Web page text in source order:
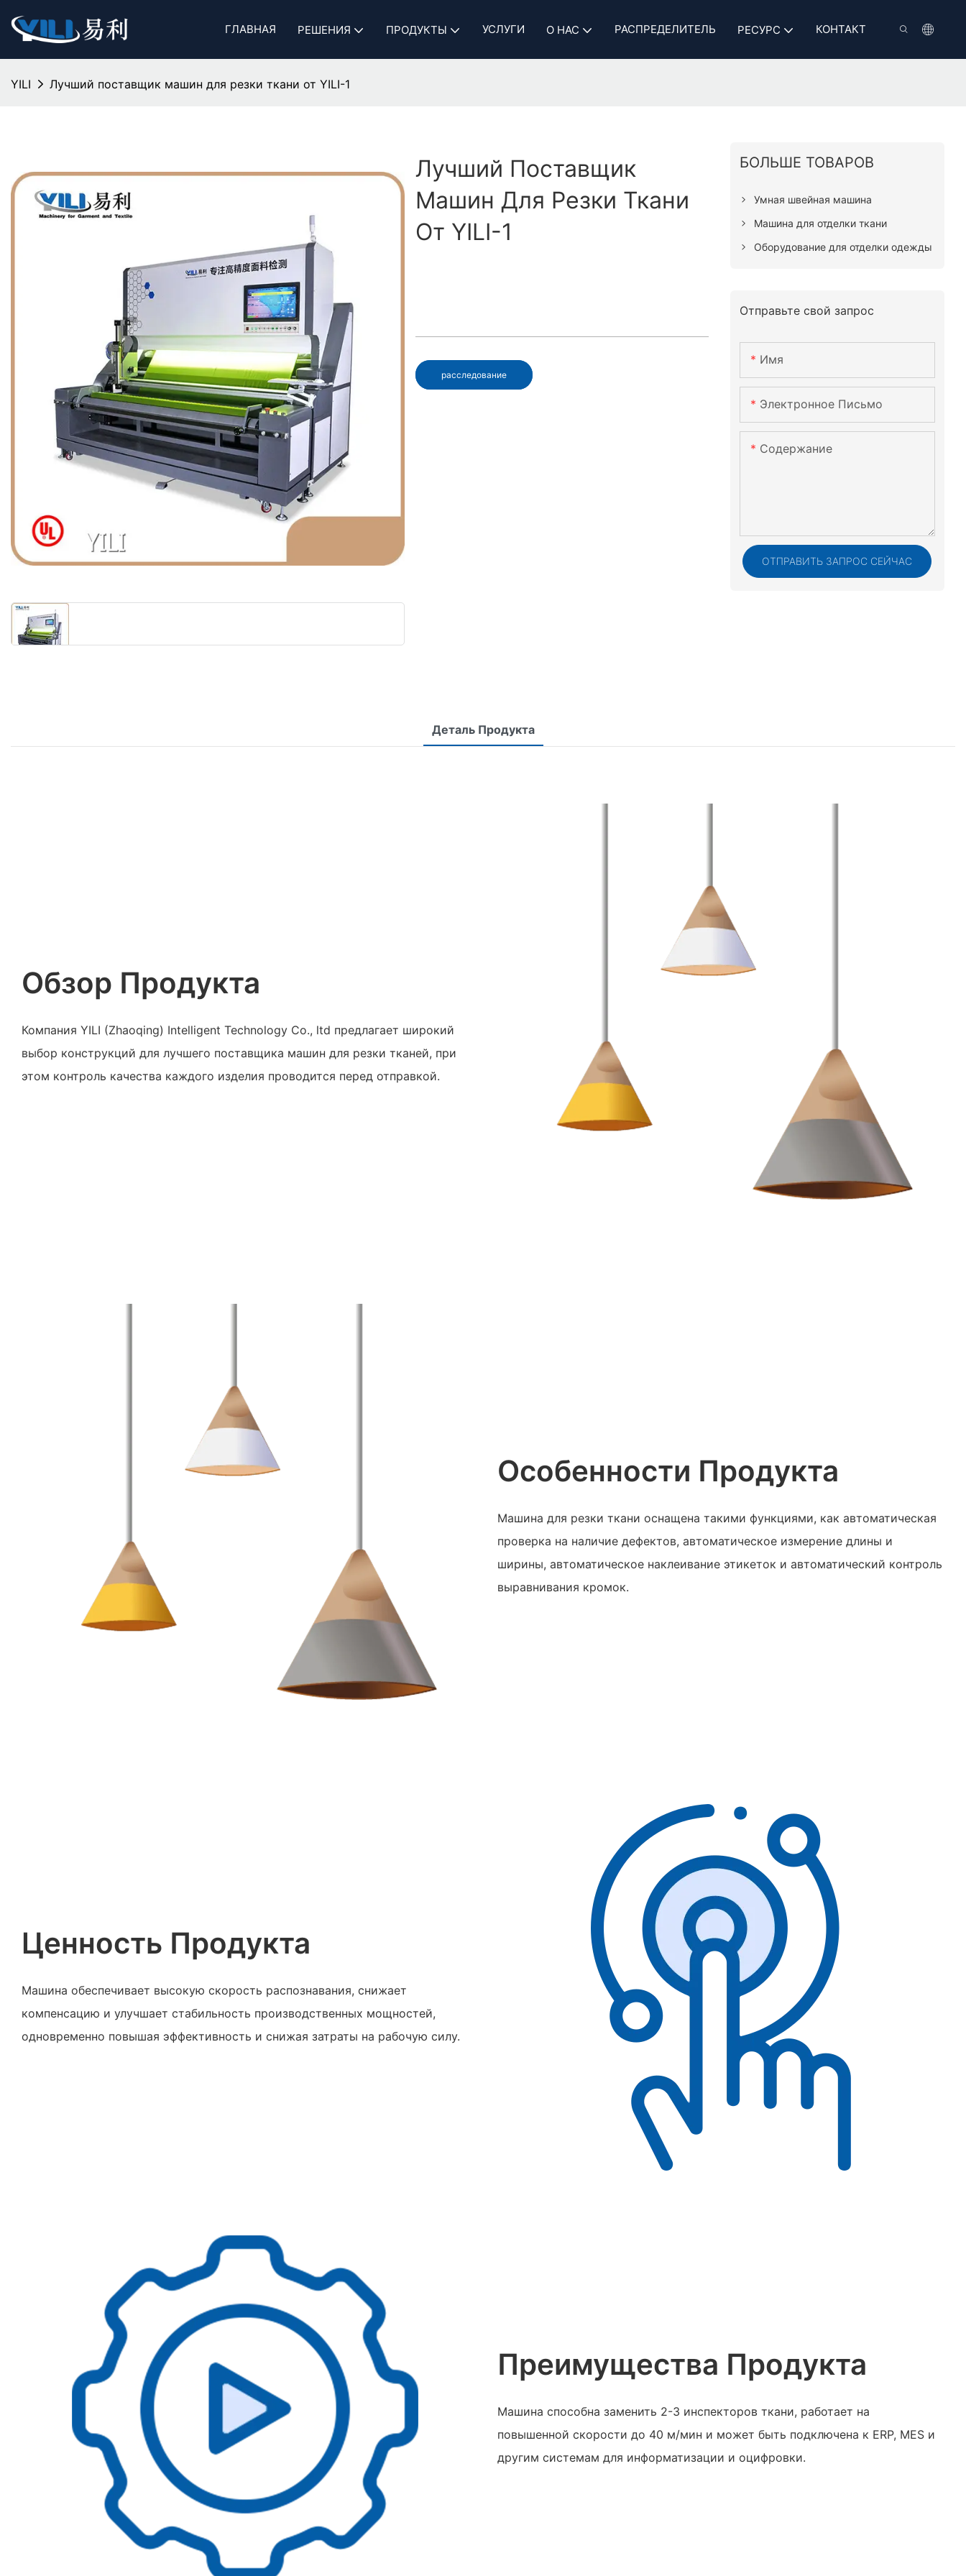
ГЛАВНАЯ РЕШЕНИЯ ПРОДУКТЫ УСЛУГИ О НАС РАСПРЕДЕЛИТЕЛЬ РЕСУРС КОНТАКТ
YILI Лучший поставщик машин для резки ткани от YILI-1
Лучший Поставщик
Машин Для Резки Ткани
От YILI-1
расследование
БОЛЬШЕ ТОВАРОВ
Умная швейная машина
Машина для отделки ткани
Оборудование для отделки одежды
Отправьте свой запрос
Имя
Электронное Письмо
Содержание
ОТПРАВИТЬ ЗАПРОС СЕЙЧАС
Деталь Продукта
Обзор Продукта
Компания YILI (Zhaoqing) Intelligent Technology Co., ltd предлагает широкий
выбор конструкций для лучшего поставщика машин для резки тканей, при
этом контроль качества каждого изделия проводится перед отправкой.
Особенности Продукта
Машина для резки ткани оснащена такими функциями, как автоматическая
проверка на наличие дефектов, автоматическое измерение длины и
ширины, автоматическое наклеивание этикеток и автоматический контроль
выравнивания кромок.
Ценность Продукта
Машина обеспечивает высокую скорость распознавания, снижает
компенсацию и улучшает стабильность производственных мощностей,
одновременно повышая эффективность и снижая затраты на рабочую силу.
Преимущества Продукта
Машина способна заменить 2-3 инспекторов ткани, работает на
повышенной скорости до 40 м/мин и может быть подключена к ERP, MES и
другим системам для информатизации и оцифровки.